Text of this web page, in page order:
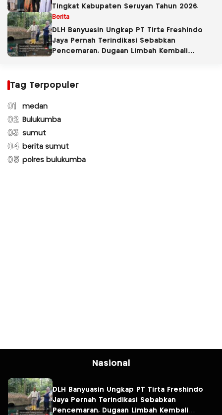
Tingkat Kabupaten Seruyan Tahun 2026.
Berita
DLH Banyuasin Ungkap PT Tirta Freshindo
Jaya Pernah Terindikasi Sebabkan
Pencemaran, Dugaan Limbah Kembali
Tag Terpopuler
01 medan
02 Bulukumba
03 sumut
04 berita sumut
05 polres bulukumba
Nasional
DLH Banyuasin Ungkap PT Tirta Freshindo
Jaya Pernah Terindikasi Sebabkan
Pencemaran, Dugaan Limbah Kembali